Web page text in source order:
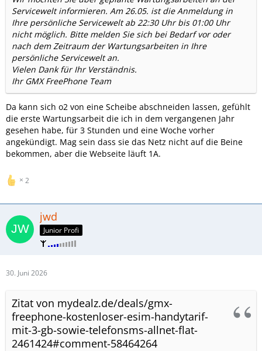
Servicewelt informieren. Am 26.05. ist die Anmeldung in
Ihre persönliche Servicewelt ab 22:30 Uhr bis 01:00 Uhr
nicht möglich. Bitte melden Sie sich bei Bedarf vor oder
nach dem Zeitraum der Wartungsarbeiten in Ihre
persönliche Servicewelt an.
Vielen Dank für Ihr Verständnis.
Ihr GMX FreePhone Team
Da kann sich o2 von eine Scheibe abschneiden lassen, gefühlt
die erste Wartungsarbeit die ich in dem vergangenen Jahr
gesehen habe, für 3 Stunden und eine Woche vorher
angekündigt. Mag sein dass sie das Netz nicht auf die Beine
bekommen, aber die Webseite läuft 1A.
2
jwd
Junior Profi
30. Juni 2026
Zitat von mydealz.de/deals/gmx-
freephone-kostenloser-esim-handytarif-
mit-3-gb-sowie-telefonsms-allnet-flat-
2461424#comment-58464264